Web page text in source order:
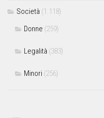
Società (1.118)
Donne (259)
Legalità (383)
Minori (256)